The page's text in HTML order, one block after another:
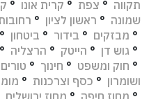
תקווה ° צפת ° קרית אונו °
שמונה ° ראשון לציון °
° מבזקים ° בידור ° ביטחון °
° גוש דן ° הייטק ° הרצליה °
° חוק ומשפט ° חינוך °
ושומרון ° כסף וצרכנות °
° מחוז חיפה ° מחוז ירושלים